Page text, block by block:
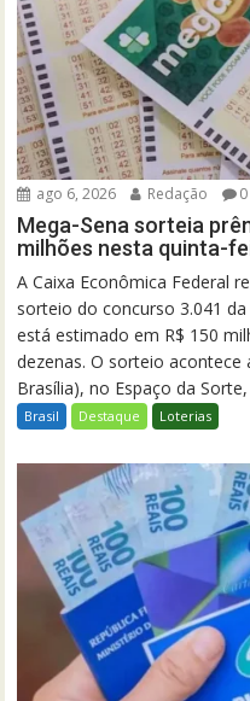
ago 6, 2026 Redação 0
Mega-Sena sorteia
milhões nesta quinta-
A Caixa Econômica Federal
sorteio do concurso 3.041
está estimado em R$ 150
dezenas. O sorteio acontece
Brasília), no Espaço da
Brasil Destaque Loterias